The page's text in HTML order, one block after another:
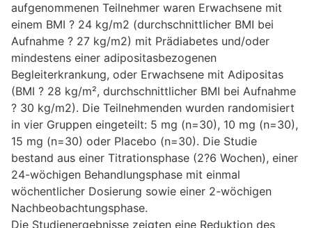
aufgenommenen Teilnehmer waren Erwachsene mit
einem BMI ? 24 kg/m2 (durchschnittlicher BMI bei
Aufnahme ? 27 kg/m2) mit Prädiabetes und/oder
mindestens einer adipositasbezogenen
Begleiterkrankung, oder Erwachsene mit Adipositas
(BMI ? 28 kg/m², durchschnittlicher BMI bei Aufnahme
? 30 kg/m2). Die Teilnehmenden wurden randomisiert
in vier Gruppen eingeteilt: 5 mg (n=30), 10 mg (n=30),
15 mg (n=30) oder Placebo (n=30). Die Studie
bestand aus einer Titrationsphase (2?6 Wochen), einer
24-wöchigen Behandlungsphase mit einmal
wöchentlicher Dosierung sowie einer 2-wöchigen
Nachbeobachtungsphase.
Die Studienergebnisse zeigten eine Reduktion des